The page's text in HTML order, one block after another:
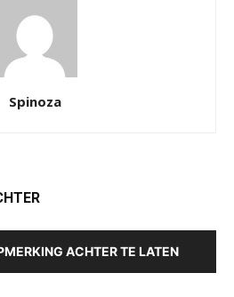
Spinoza
ACHTER TE LATEN